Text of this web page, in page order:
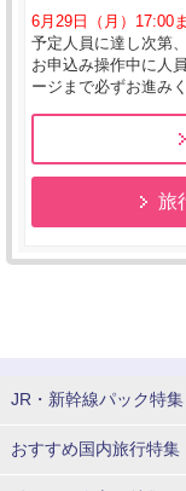
6月29日（月）17:00
予定人員に達し次第
お申込み操作中に人
ージまで必ずお進み
旅
JR・新幹線パック特集
tabiwaスペシャル
おすすめ国内旅行特集